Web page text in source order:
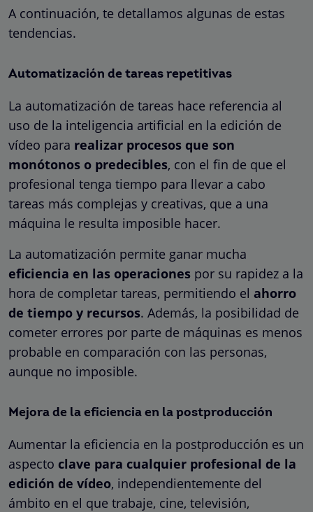
A continuación, te detallamos algunas de estas
tendencias.
Automatización de tareas repetitivas
La automatización de tareas hace referencia al
uso de la inteligencia artificial en la edición de
vídeo para realizar procesos que son
monótonos o predecibles, con el fin de que el
profesional tenga tiempo para llevar a cabo
tareas más complejas y creativas, que a una
máquina le resulta imposible hacer.
La automatización permite ganar mucha
eficiencia en las operaciones por su rapidez a la
hora de completar tareas, permitiendo el ahorro
de tiempo y recursos. Además, la posibilidad de
cometer errores por parte de máquinas es menos
probable en comparación con las personas,
aunque no imposible.
Mejora de la eficiencia en la postproducción
Aumentar la eficiencia en la postproducción es un
aspecto clave para cualquier profesional de la
edición de vídeo, independientemente del
ámbito en el que trabaje, cine, televisión,